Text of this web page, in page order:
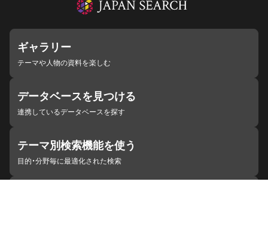
ギャラリー
テーマや人物の資料を楽しむ
データベースを見つける
連携しているデータベースを探す
テーマ別検索機能を使う
目的・分野毎に最適化された検索